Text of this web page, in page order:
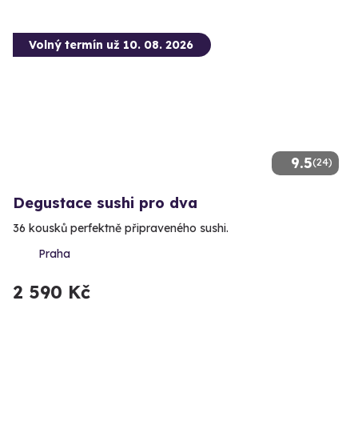
9.5(24)
Volný termín už 10. 08. 2026
Degustace sushi pro dva
36 kousků perfektně připraveného sushi.
Praha
2 590 Kč